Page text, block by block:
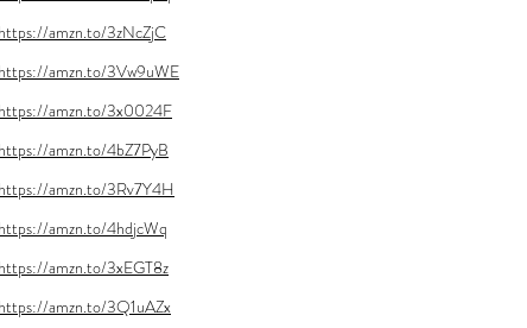
https://amzn.to/3zNcZjC
https://amzn.to/3Vw9uWE
https://amzn.to/3x0024F
https://amzn.to/4bZ7PyB
https://amzn.to/3Rv7Y4H
https://amzn.to/4hdjcWq
https://amzn.to/3xEGT8z
https://amzn.to/3Q1uAZx